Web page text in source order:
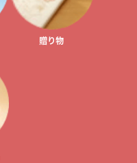
贈り物